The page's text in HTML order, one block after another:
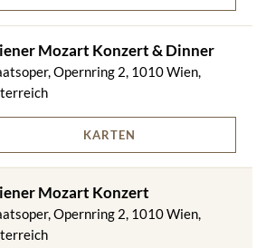
Mozart Konzert & Dinner
Opernring 2, 1010 Wien,
KARTEN
Mozart Konzert
Opernring 2, 1010 Wien,